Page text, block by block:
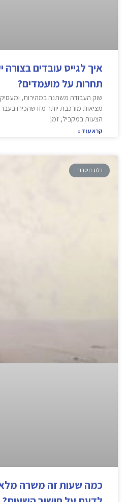
איך לגייס עובדים
תחרות על מועמדים?
שוק העבודה משתנה במהירות,
מציאות מורכבת יותר מזו שהכירו
הצעות במקביל, זמן
קרא עוד »
בלוג תיגבור
כמה שעות זה משרה